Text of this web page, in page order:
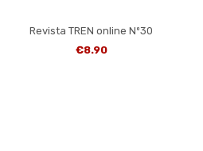
Revista TREN online Nº30
€8.90